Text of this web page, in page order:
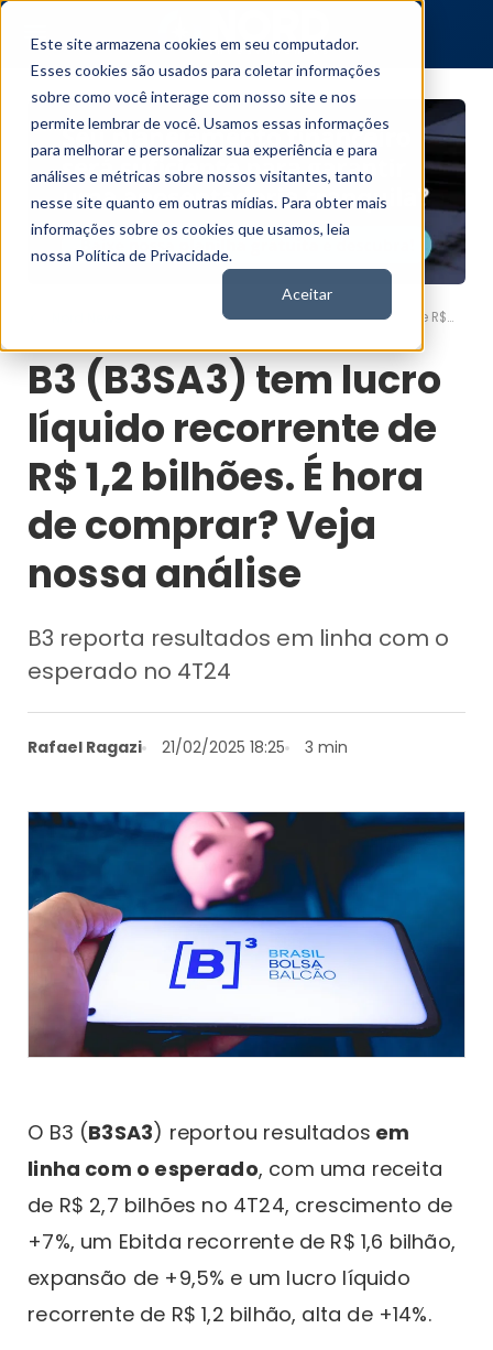
Este site armazena cookies em seu computador.
Esses cookies são usados para coletar informações
sobre como você interage com nosso site e nos
permite lembrar de você. Usamos essas informações
para melhorar e personalizar sua experiência e para
análises e métricas sobre nossos visitantes, tanto
nesse site quanto em outras mídias. Para obter mais
informações sobre os cookies que usamos, leia
nossa Política de Privacidade.
Aceitar
B3 (B3SA3) tem lucro líquido recorrente de R$ 1,2 bilhões. É hora de comprar? Veja nossa análise
B3 (B3SA3) tem lucro
líquido recorrente de
R$ 1,2 bilhões. É hora
de comprar? Veja
nossa análise
B3 reporta resultados em linha com o
esperado no 4T24
Rafael Ragazi 21/02/2025 18:25 3 min
O B3 (B3SA3) reportou resultados em
linha com o esperado, com uma receita
de R$ 2,7 bilhões no 4T24, crescimento de
+7%, um Ebitda recorrente de R$ 1,6 bilhão,
expansão de +9,5% e um lucro líquido
recorrente de R$ 1,2 bilhão, alta de +14%.